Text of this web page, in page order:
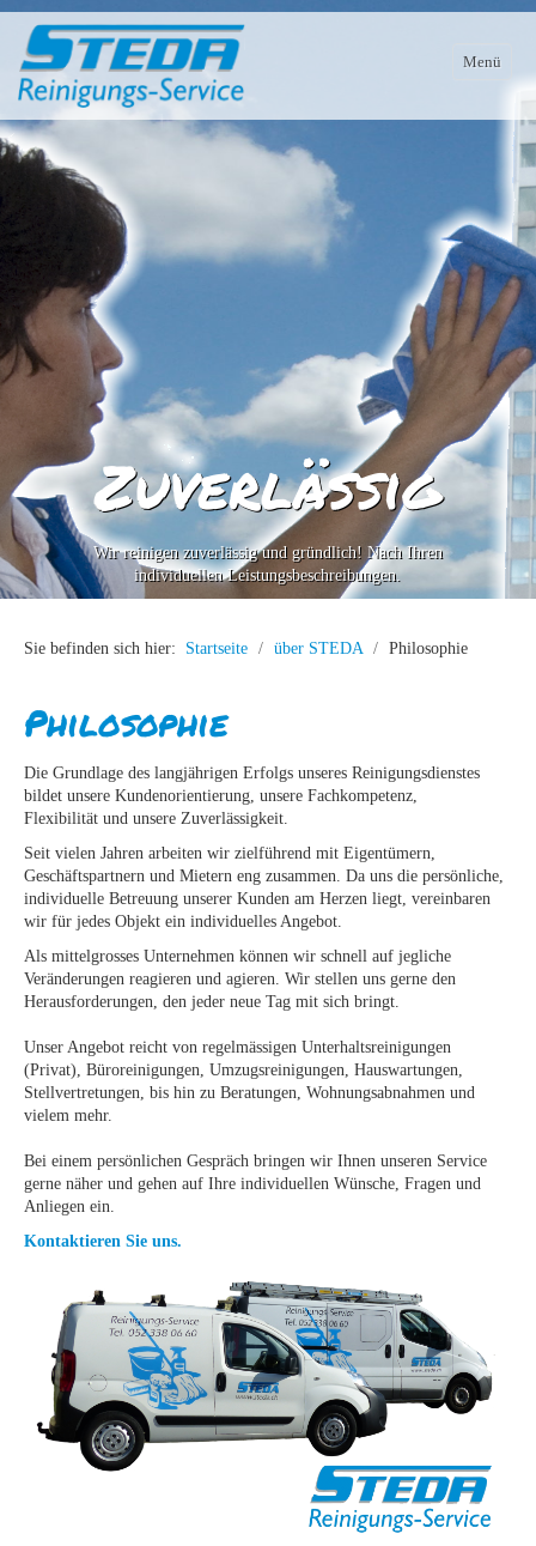
Menü
Dienstleistungen
über STEDA
Team
Mitarbeiter
Philosophie
Arbeiten bei STEDA
Kontakt
Zuverlässig
Wir reinigen zuverlässig und gründlich! Nach Ihren
individuellen Leistungsbeschreibungen.
Sie befinden sich hier: Startseite / über STEDA / Philosophie
Philosophie
Die Grundlage des langjährigen Erfolgs unseres Reinigungsdienstes
bildet unsere Kundenorientierung, unsere Fachkompetenz,
Flexibilität und unsere Zuverlässigkeit.
Seit vielen Jahren arbeiten wir zielführend mit Eigentümern,
Geschäftspartnern und Mietern eng zusammen. Da uns die persönliche,
individuelle Betreuung unserer Kunden am Herzen liegt, vereinbaren
wir für jedes Objekt ein individuelles Angebot.
Als mittelgrosses Unternehmen können wir schnell auf jegliche
Veränderungen reagieren und agieren. Wir stellen uns gerne den
Herausforderungen, den jeder neue Tag mit sich bringt.
Unser Angebot reicht von regelmässigen Unterhaltsreinigungen
(Privat), Büroreinigungen, Umzugsreinigungen, Hauswartungen,
Stellvertretungen, bis hin zu Beratungen, Wohnungsabnahmen und
vielem mehr.
Bei einem persönlichen Gespräch bringen wir Ihnen unseren Service
gerne näher und gehen auf Ihre individuellen Wünsche, Fragen und
Anliegen ein.
Kontaktieren Sie uns.